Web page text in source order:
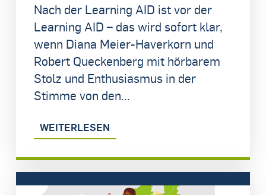
Nach der Learning AID ist vor der
Learning AID – das wird sofort klar,
wenn Diana Meier-Haverkorn und
Robert Queckenberg mit hörbarem
Stolz und Enthusiasmus in der
Stimme von den...
WEITERLESEN